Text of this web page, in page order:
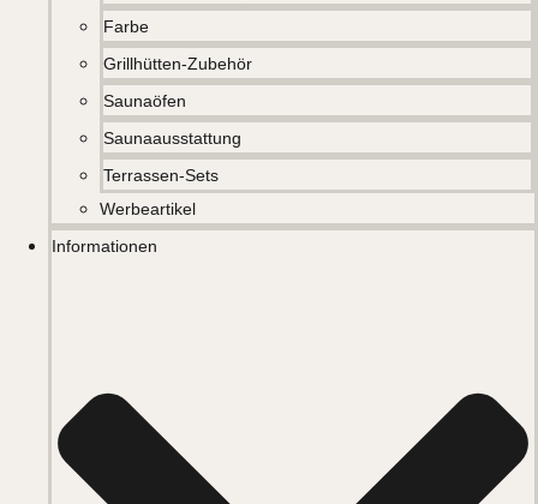
Farbe
Grillhütten-Zubehör
Saunaöfen
Saunaausstattung
Terrassen-Sets
Werbeartikel
Informationen